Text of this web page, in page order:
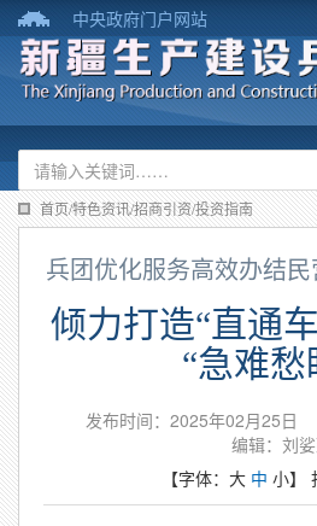
中央政府门户网站
首页/特色资讯/招商引资/投资指南
兵团优化服务高效办结
倾力打造“直通
“急难愁
发布时间：2025年02月25日
编辑：刘
【字体： 大 中 小】